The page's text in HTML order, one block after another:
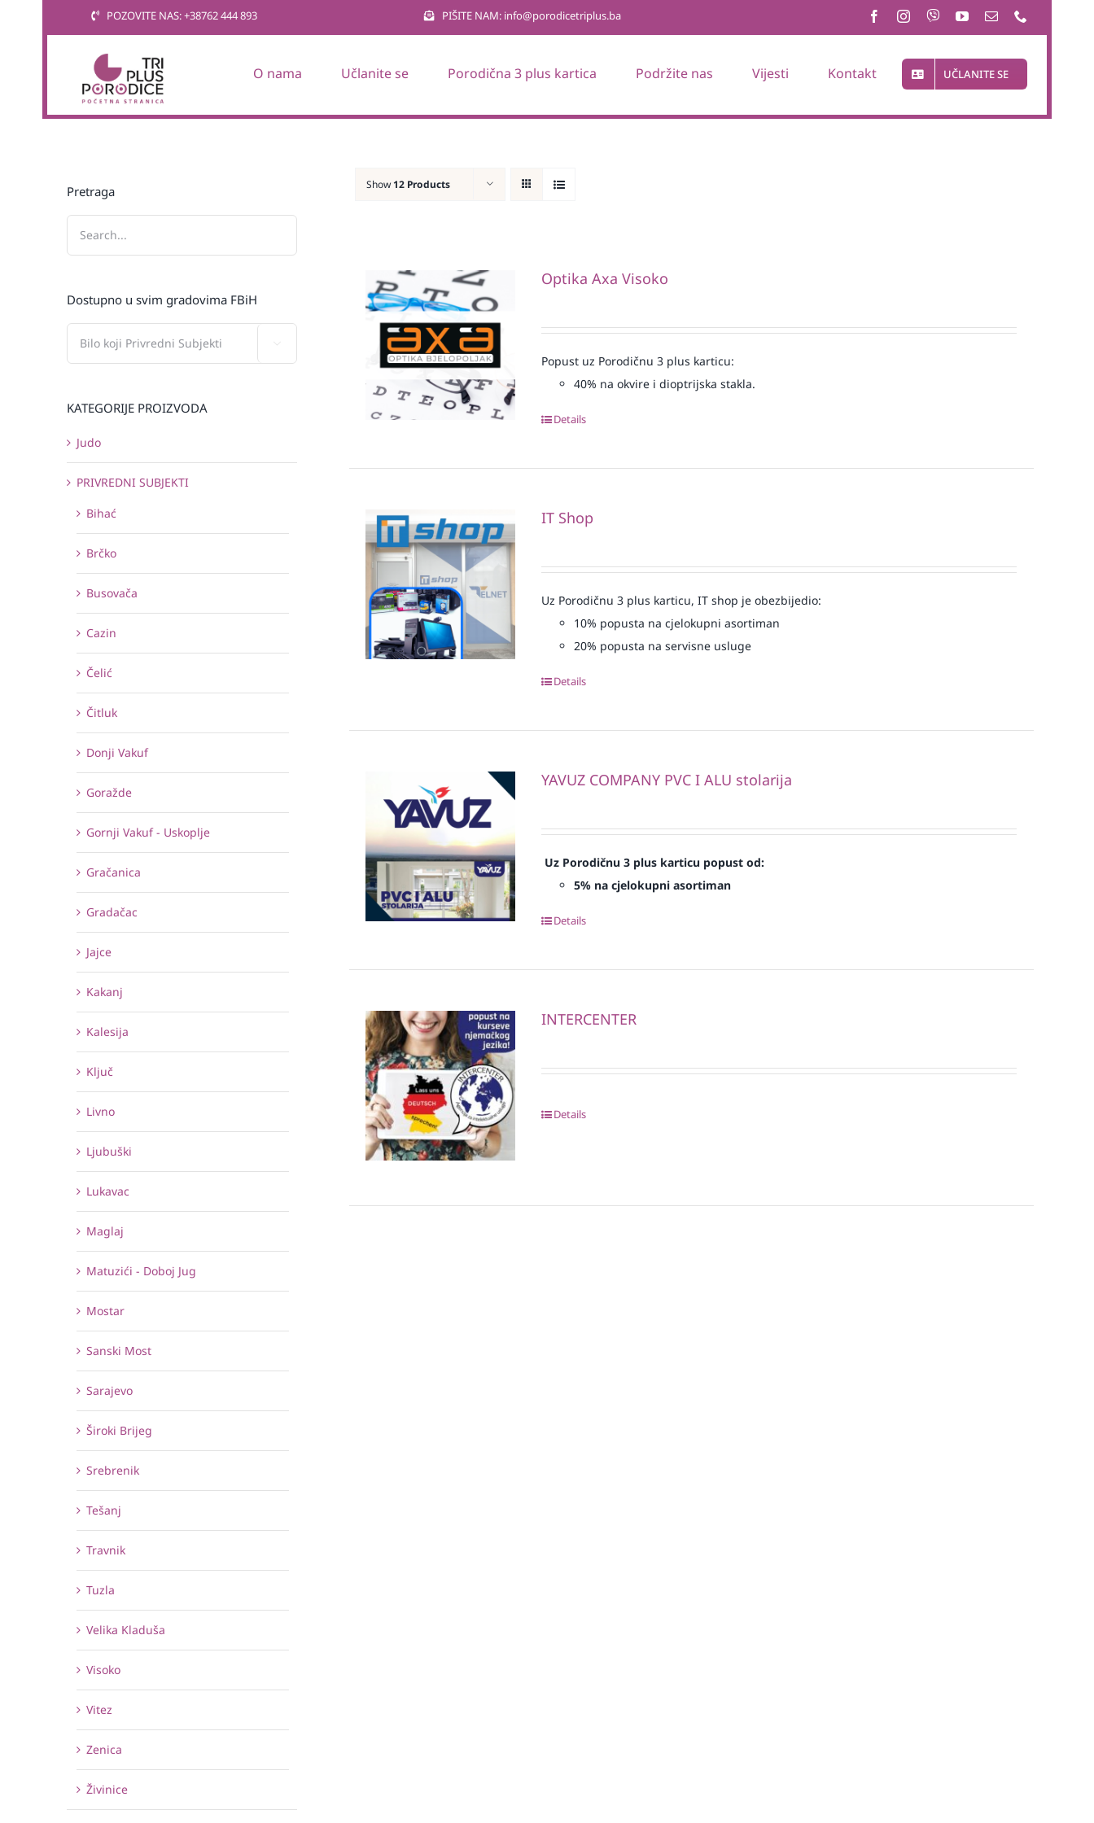
POZOVITE NAS: +38762 444 893 PIŠITE NAM: info@porodicetriplus.ba
O nama Učlanite se Porodična 3 plus kartica Podržite nas Vijesti Kontakt UČLANITE SE
Show 12 Products
Optika Axa Visoko
Popust uz Porodičnu 3 plus karticu:
40% na okvire i dioptrijska stakla.
Details
IT Shop
Uz Porodičnu 3 plus karticu, IT shop je obezbijedio:
10% popusta na cjelokupni asortiman
20% popusta na servisne usluge
Details
YAVUZ COMPANY PVC I ALU stolarija
Uz Porodičnu 3 plus karticu popust od:
5% na cjelokupni asortiman
Details
INTERCENTER
Details
Pretraga
Dostupno u svim gradovima FBiH
KATEGORIJE PROIZVODA
Judo
PRIVREDNI SUBJEKTI
Bihać
Brčko
Busovača
Cazin
Čelić
Čitluk
Donji Vakuf
Goražde
Gornji Vakuf - Uskoplje
Gračanica
Gradačac
Jajce
Kakanj
Kalesija
Ključ
Livno
Ljubuški
Lukavac
Maglaj
Matuzići - Doboj Jug
Mostar
Sanski Most
Sarajevo
Široki Brijeg
Srebrenik
Tešanj
Travnik
Tuzla
Velika Kladuša
Visoko
Vitez
Zenica
Živinice